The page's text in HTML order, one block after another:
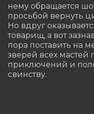
нему обращается
просьбой вернуть
Но вдруг
товарищ, а вот
пора поставить на
зверей всех мастей
приключений и
свинству.